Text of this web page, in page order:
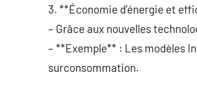
3. **Économie d’énergie et
– Grâce aux nouvelles
– **Exemple** : Les modèles
surconsommation.